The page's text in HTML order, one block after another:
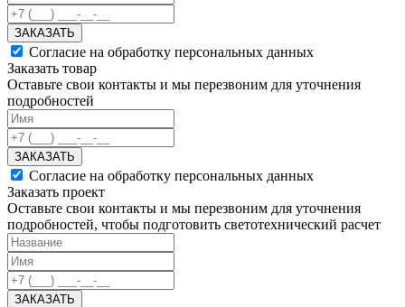
ЗАКАЗАТЬ
Согласие на обработку персональных данных
Заказать товар
Оставьте свои контакты и мы перезвоним для уточнения
подробностей
ЗАКАЗАТЬ
Согласие на обработку персональных данных
Заказать проект
Оставьте свои контакты и мы перезвоним для уточнения
подробностей, чтобы подготовить светотехнический расчет
ЗАКАЗАТЬ